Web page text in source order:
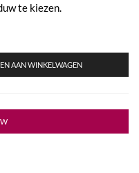
te kiezen.
AAN WINKELWAGEN